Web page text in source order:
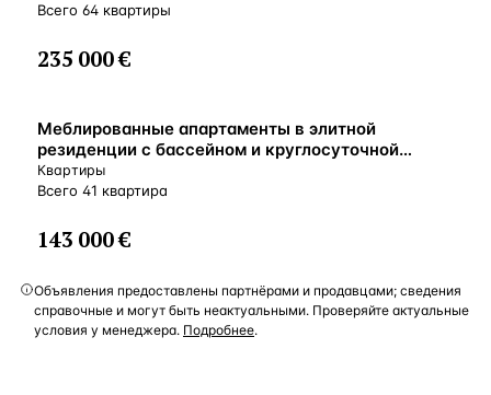
Всего 64 квартиры
235 000 €
Меблированные апартаменты в элитной
резиденции с бассейном и круглосуточной
охраной, рядом с Большим Буддой, Бо Пхут,
Таиланд
Квартиры
Всего 41 квартира
143 000 €
Объявления предоставлены партнёрами и продавцами; сведения
справочные и могут быть неактуальными. Проверяйте актуальные
условия у менеджера. Подробнее.